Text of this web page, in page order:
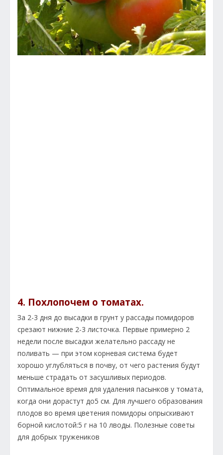
4. Похлопочем о томатах.
За 2-3 дня до высадки в грунт у рассады помидоров
срезают нижние 2-3 листочка. Первые примерно 2
недели после высадки желательно рассаду не
поливать — при этом корневая система будет
хорошо углубляться в почву, от чего растения будут
меньше страдать от засушливых периодов.
Оптимальное время для удаления пасынков у томата,
когда они дорастут до5 см. Для лучшего образования
плодов во время цветения помидоры опрыскивают
борной кислотой:5 г на 10 лводы. Полезные советы
для добрых тружеников